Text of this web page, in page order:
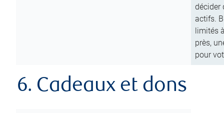
décider
actifs.
limités
près,
pour
6. Cadeaux et dons